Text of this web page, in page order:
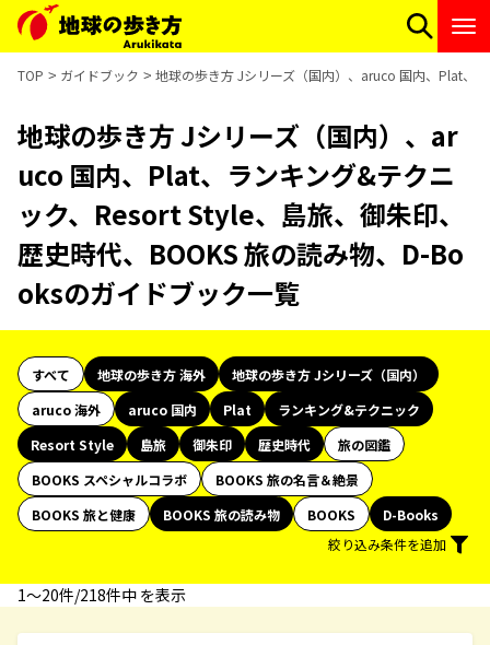
TOP ガイドブック 地球の歩き方 Jシリーズ（国内）、aruco 国内、Plat、
地球の歩き方 Jシリーズ（国内）、ar
uco 国内、Plat、ランキング&テクニ
ック、Resort Style、島旅、御朱印、
歴史時代、BOOKS 旅の読み物、D-Bo
oksのガイドブック一覧
すべて 地球の歩き方 海外
地球の歩き方 Jシリーズ（国内）
aruco 海外
aruco 国内 Plat
ランキング&テクニック
Resort Style
島旅 御朱印 歴史時代
旅の図鑑
BOOKS スペシャルコラボ
BOOKS 旅の名言＆絶景
BOOKS 旅と健康
BOOKS 旅の読み物 BOOKS
D-Books
絞り込み条件を追加
1〜20件/218件中 を表示